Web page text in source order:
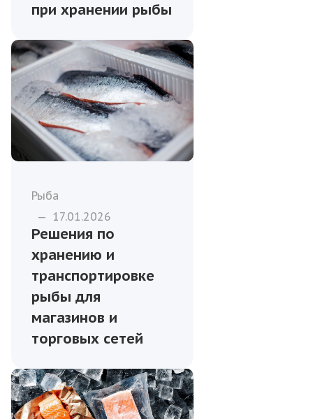
при хранении рыбы
Рыба
— 17.01.2026
Решения по
хранению и
транспортировке
рыбы для
магазинов и
торговых сетей